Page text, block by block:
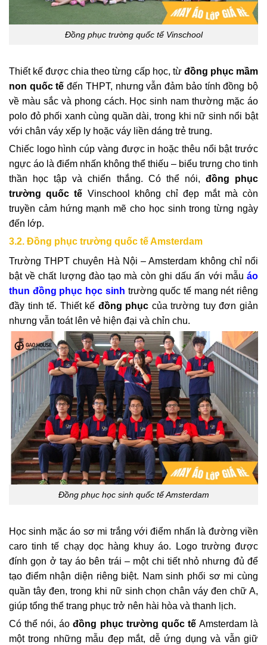
Đồng phục trường quốc tế Vinschool
Thiết kế được chia theo từng cấp học, từđồng phục mầm
non quốc tếđến THPT, nhưng vẫn đảm bảo tính đồng bộ
về màu sắc và phong cách. Học sinh nam thường mặc áo
polo đỏ phối xanh cùng quần dài, trong khi nữ sinh nổi bật
với chân váy xếp ly hoặc váy liền dáng trẻ trung.
Chiếc logo hình cúp vàng được in hoặc thêu nổi bật trước
ngực áo là điểm nhấn không thể thiếu – biểu trưng cho tinh
thần học tập và chiến thắng. Có thể nói, đồng phục
trường quốc tế Vinschool không chỉ đẹp mắt mà còn
truyền cảm hứng mạnh mẽ cho học sinh trong từng ngày
đến lớp.
3.2. Đồng phục trường quốc tế Amsterdam
Trường THPT chuyên Hà Nội – Amsterdam không chỉ nổi
bật về chất lượng đào tạo mà còn ghi dấu ấn với mẫu áo
thun đồng phục học sinh trường quốc tế mang nét riêng
đầy tinh tế. Thiết kế đồng phục của trường tuy đơn giản
nhưng vẫn toát lên vẻ hiện đại và chỉn chu.
Đồng phục học sinh quốc tế Amsterdam
Học sinh mặc áo sơ mi trắng với điểm nhấn là đường viền
caro tinh tế chạy dọc hàng khuy áo. Logo trường được
đính gọn ở tay áo bên trái – một chi tiết nhỏ nhưng đủ để
tạo điểm nhận diện riêng biệt. Nam sinh phối sơ mi cùng
quần tây đen, trong khi nữ sinh chọn chân váy đen chữ A,
giúp tổng thể trang phục trở nên hài hòa và thanh lịch.
Có thể nói, áođồng phục trường quốc tế Amsterdam là
một trong những mẫu đẹp mắt, dễ ứng dụng và vẫn giữ